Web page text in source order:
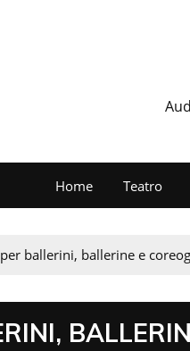
Home Teatro
ballerini, ballerine e